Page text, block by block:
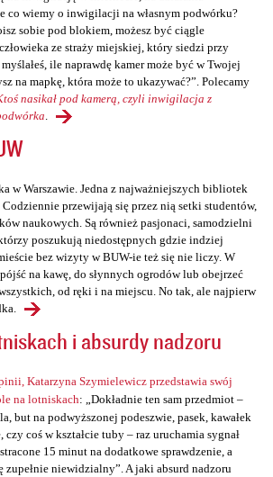
co wiemy o inwigilacji na własnym podwórku?
sobie pod blokiem, możesz być ciągle
ze straży miejskiej, który siedzi przy
ile naprawdę kamer może być w Twojej
na mapkę, która może to ukazywać?”. Polecamy
nasikał pod kamerą, czyli inwigilacja z
w Warszawie. Jedna z najważniejszych bibliotek
przewijają się przez nią setki studentów,
naukowych. Są również pasjonaci, samodzielni
poszukują niedostępnych gdzie indziej
bez wizyty w BUW-ie też się nie liczy. W
na kawę, do słynnych ogrodów lub obejrzeć
od ręki i na miejscu. No tak, ale najpierw
i absurdy nadzoru
Katarzyna Szymielewicz przedstawia swój
na lotniskach: „Dokładnie ten sam przedmiot –
but na podwyższonej podeszwie, pasek, kawałek
coś w kształcie tuby – raz uruchamia sygnał
15 minut na dodatkowe sprawdzenie, a
zupełnie niewidzialny”. A jaki absurd nadzoru